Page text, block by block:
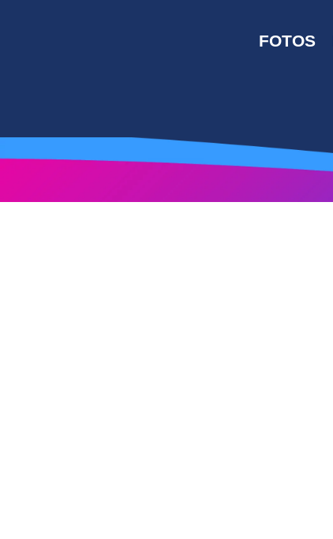
FOTOS